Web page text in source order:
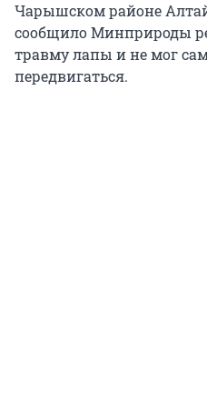
Чарышском районе
сообщило Минприроды
травму лапы и не мог
передвигаться.